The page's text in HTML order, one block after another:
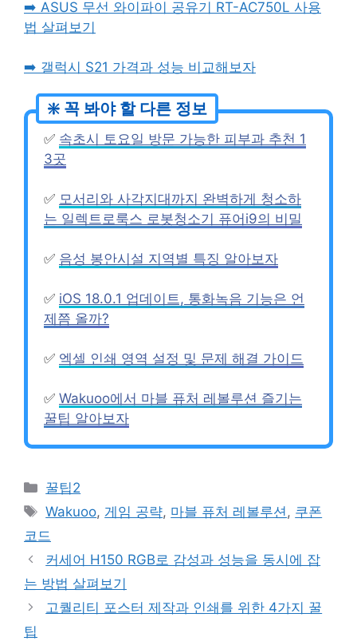
➡️ ASUS 무선 와이파이 공유기 RT-AC750L 사용
법 살펴보기
➡️ 갤럭시 S21 가격과 성능 비교해보자
✅ 속초시 토요일 방문 가능한 피부과 추천 1
3곳
✅ 모서리와 사각지대까지 완벽하게 청소하
는 일렉트로룩스 로봇청소기 퓨어i9의 비밀
✅ 음성 봉안시설 지역별 특징 알아보자
✅ iOS 18.0.1 업데이트, 통화녹음 기능은 언
제쯤 올까?
✅ 엑셀 인쇄 영역 설정 및 문제 해결 가이드
✅ Wakuoo에서 마블 퓨처 레볼루션 즐기는
꿀팁 알아보자
Categories
꿀팁2
Tags
Wakuoo, 게임 공략, 마블 퓨처 레볼루션, 쿠폰
코드
커세어 H150 RGB로 감성과 성능을 동시에 잡
는 방법 살펴보기
고퀄리티 포스터 제작과 인쇄를 위한 4가지 꿀
팁